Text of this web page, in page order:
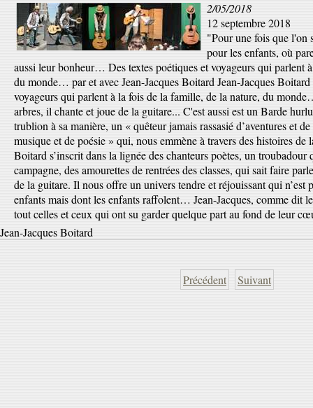
2/05/2018
12 septembre 2018
"Pour une fois que l'on
pour les enfants, où
aussi leur bonheur… Des textes poétiques et voyageurs qui parlent
du monde… par et avec Jean-Jacques Boitard Jean-Jacques
voyageurs qui parlent à la fois de la famille, de la nature, du
arbres, il chante et joue de la guitare... C'est aussi est un Barde
trublion à sa manière, un « quêteur jamais rassasié d’aventures et
musique et de poésie » qui, nous emmène à travers des histoires de
Boitard s’inscrit dans la lignée des chanteurs poètes, un
campagne, des amourettes de rentrées des classes, qui sait faire
de la guitare. Il nous offre un univers tendre et réjouissant qui n’est
enfants mais dont les enfants raffolent… Jean-Jacques, comme dit
tout celles et ceux qui ont su garder quelque part au fond de leur
Jean-Jacques Boitard
Précédent Suivant